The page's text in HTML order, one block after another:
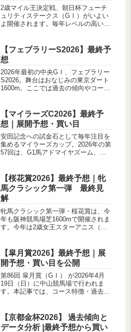
2歳マイル王決定戦、朝日杯フューチ
ュリティステークス（GⅠ）がいよい
よ開催されます。毎年レベルの高い一
てきました。この記事ではレースのポ
イント展開予想最終的な馬券戦略まで
を...
【フェブラリーS2026】最終予
想
2026年最初の中央GⅠ、フェブラリー
S2026。舞台はおなじみの東京ダート
1600m。ここでは過去の傾向やコース
1600mの特徴フェブラリーS 過去の傾
向展開予想先行タイ...
【マイラーズC2026】最終予
想｜展開予想・買い目
安田記念への試金石として毎年注目を
集めるマイラーズカップ。2026年の第
57回は、G1馬アドマイヤズーム、シ
新聞杯で安定した走りを見せるウォー
ターリヒトなど実績馬が勢揃い。...
【桜花賞2026】最終予想｜牝
馬クラシック第一弾 最終見
解
牝馬クラシック第一弾・桜花賞は、今
年も阪神競馬場芝1600mで開催されま
す。今年は2歳女王スターアニス（阪
して3戦3勝の無敗馬リリージョワな
ど、世代トップクラスが集結し、...
【皐月賞2026】最終予想｜展
開予想・買い目を公開
第86回 皐月賞（GⅠ） が2026年4月
19日（日）に中山競馬場で行われま
す。本記事では、コース特徴・過去10
本情報項目内容レース名第86回 皐月
賞（GⅠ）開催日20...
【京都金杯2026】 過去傾向と
データ分析 |最終予想から買い